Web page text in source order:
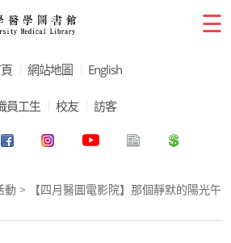
☰
網站地圖 English
員工生 校友 訪客
動 > 【四月醫圖電影院】那個靜默的陽光午